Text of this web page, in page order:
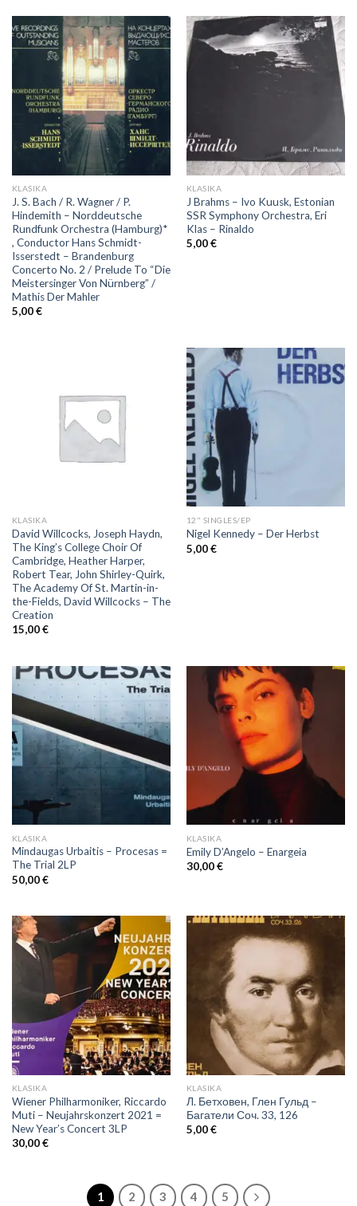
KLASIKA
J. S. Bach / R. Wagner / P.
Hindemith – Norddeutsche
Rundfunk Orchestra (Hamburg)*
, Conductor Hans Schmidt-
Isserstedt – Brandenburg
Concerto No. 2 / Prelude To “Die
Meistersinger Von Nürnberg” /
Mathis Der Mahler
5,00€
KLASIKA
J Brahms – Ivo Kuusk, Estonian
SSR Symphony Orchestra, Eri
Klas – Rinaldo
5,00€
KLASIKA
David Willcocks, Joseph Haydn,
The King’s College Choir Of
Cambridge, Heather Harper,
Robert Tear, John Shirley-Quirk,
The Academy Of St. Martin-in-
the-Fields, David Willcocks – The
Creation
15,00€
12" SINGLES/EP
Nigel Kennedy – Der Herbst
5,00€
KLASIKA
Mindaugas Urbaitis – Procesas =
The Trial 2LP
50,00€
KLASIKA
Emily D’Angelo – Enargeia
30,00€
KLASIKA
Wiener Philharmoniker, Riccardo
Muti – Neujahrskonzert 2021 =
New Year’s Concert 3LP
30,00€
KLASIKA
Л. Бетховен, Глен Гульд –
Багатели Соч. 33, 126
5,00€
1 2 3 4 5